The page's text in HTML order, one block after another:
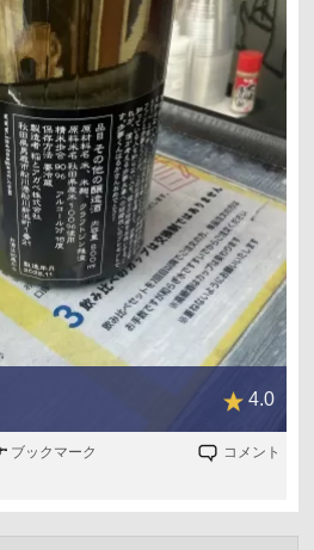
4.0
ブックマーク コメント